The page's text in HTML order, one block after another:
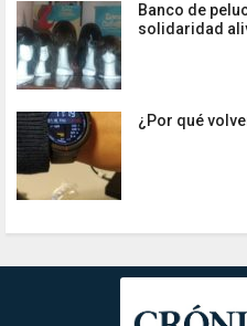
Banco de
solidaridad
¿Por qué